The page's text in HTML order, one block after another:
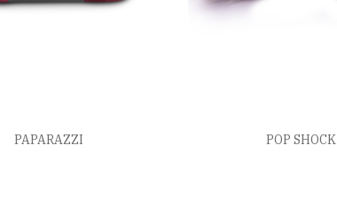
PAPARAZZI POP SHOCK